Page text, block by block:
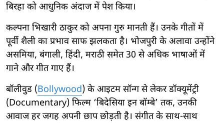
बिरहा को आधुनिक अंदाज में पेश किया।
कल्पना भिखारी ठाकुर को अपना गुरु मानती हैं। उनके गीतों में
पूर्वी शैली का प्रभाव साफ झलकता है। भोजपुरी के अलावा उन्होंने
असमिया, बंगाली, हिंदी, मराठी समेत 30 से अधिक भाषाओं में
गाने और गीत गाए हैं।
बॉलीवुड (Bollywood) के आइटम सॉन्ग से लेकर डॉक्यूमेंट्री
(Documentary) फिल्म ‘बिदेसिया इन बॉम्बे’ तक, उनकी
आवाज हर जगह अपनी छाप छोड़ती है। संगीत के साथ-साथ